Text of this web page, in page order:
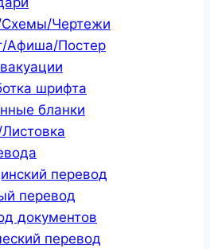
Чертежи
Афиша/Постер
шрифта
бланки
перевод
перевод
документов
перевод